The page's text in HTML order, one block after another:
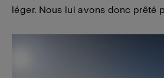
léger. Nous lui avons donc prêté